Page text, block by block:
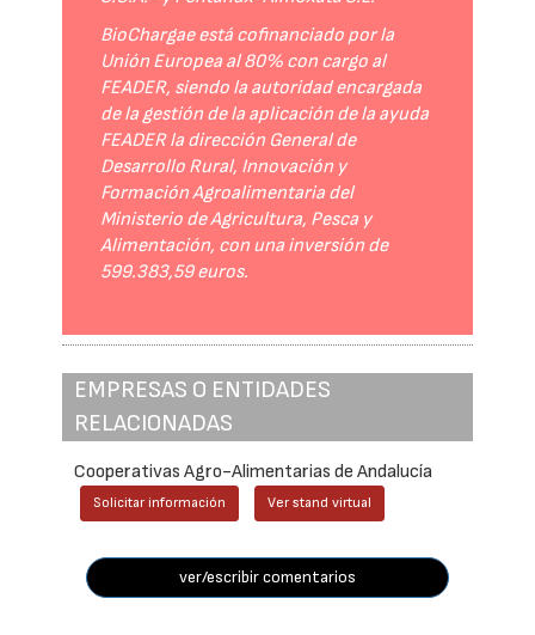
BioChargae está cofinanciado por la
Unión Europea al 80% con cargo al
FEADER, siendo la autoridad encargada
de la gestión de la aplicación de la ayuda
FEADER la dirección General de
Desarrollo Rural, Innovación y
Formación Agroalimentaria del
Ministerio de Agricultura, Pesca y
Alimentación, con una inversión de
599.383,59 euros.
EMPRESAS O ENTIDADES
RELACIONADAS
Cooperativas Agro-Alimentarias de Andalucía
Solicitar información Ver stand virtual
ver/escribir comentarios